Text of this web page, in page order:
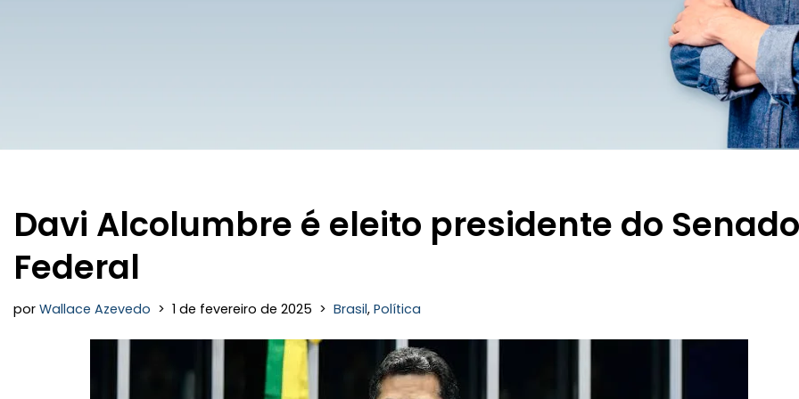
Davi Alcolumbre é eleito presidente do Senado
Federal
por Wallace Azevedo 1 de fevereiro de 2025 Brasil, Política